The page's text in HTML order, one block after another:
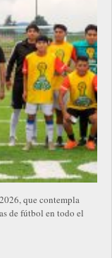
que contempla
de fútbol en todo el